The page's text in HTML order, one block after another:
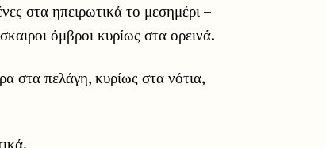
στα ηπειρωτικά το μεσημέρι –
όμβροι κυρίως στα ορεινά.
στα πελάγη, κυρίως στα νότια,